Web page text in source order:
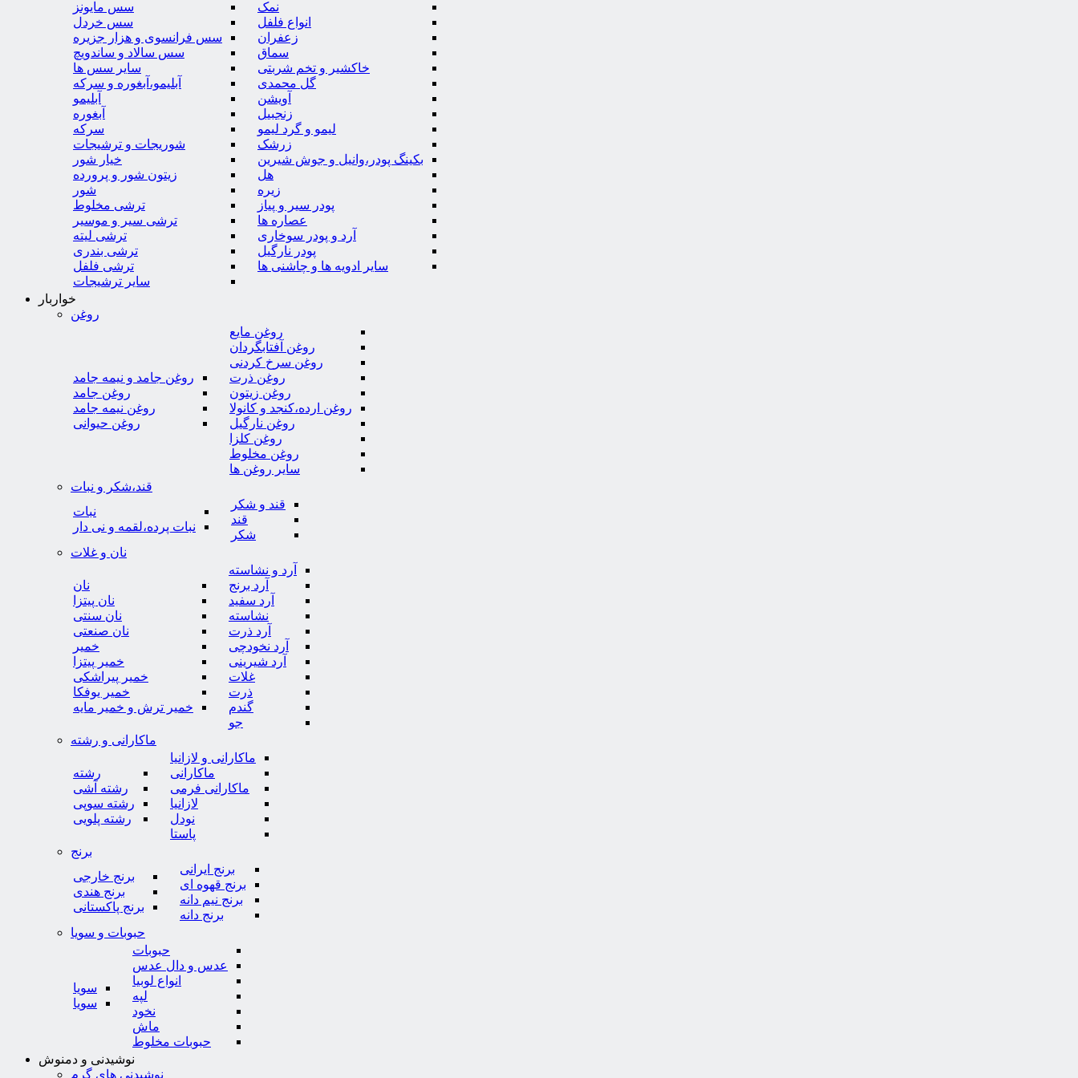
نمک
انواع فلفل
زعفران
سماق
خاکشیر و تخم شربتی
گل محمدی
آویشن
زنجبیل
لیمو و گرد لیمو
زرشک
بکینگ پودر،وانیل و جوش شیرین
هل
زیره
پودر سیر و پیاز
عصاره ها
آرد و پودر سوخاری
پودر نارگیل
سایر ادویه ها و چاشنی ها
سس مایونز
سس خردل
سس فرانسوی و هزار جزیره
سس سالاد و ساندویچ
سایر سس ها
آبلیمو،آبغوره و سرکه
آبلیمو
آبغوره
سرکه
شوریجات و ترشیجات
خیار شور
زیتون شور و پرورده
شور
ترشی مخلوط
ترشی سیر و موسیر
ترشی لیته
ترشی بندری
ترشی فلفل
سایر ترشیجات
خواربار
روغن
روغن مایع
روغن آفتابگردان
روغن سرخ کردنی
روغن ذرت
روغن زیتون
روغن ارده،کنجد و کانولا
روغن نارگیل
روغن کلزا
روغن مخلوط
سایر روغن ها
روغن جامد و نیمه جامد
روغن جامد
روغن نیمه جامد
روغن حیوانی
قند،شکر و نبات
قند و شکر
قند
شکر
نبات
نبات پرده،لقمه و نی دار
نان و غلات
آرد و نشاسته
آرد برنج
آرد سفید
نشاسته
آرد ذرت
آرد نخودچی
آرد شیرینی
غلات
ذرت
گندم
جو
نان
نان پیتزا
نان سنتی
نان صنعتی
خمیر
خمیر پیتزا
خمیر پیراشکی
خمیر یوفکا
خمیر ترش و خمیر مایه
ماکارانی و رشته
ماکارانی و لازانیا
ماکارانی
ماکارانی فرمی
لازانیا
نودل
پاستا
رشته
رشته آشی
رشته سوپی
رشته پلویی
برنج
برنج ایرانی
برنج قهوه ای
برنج نیم دانه
برنج دانه
برنج خارجی
برنج هندی
برنج پاکستانی
حبوبات و سویا
حبوبات
عدس و دال عدس
انواع لوبیا
لپه
نخود
ماش
حبوبات مخلوط
سویا
سویا
نوشیدنی و دمنوش
نوشیدنی های گرم